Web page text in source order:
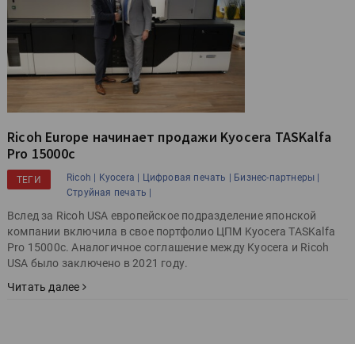
Ricoh Europe начинает продажи Kyocera TASKalfa
Pro 15000c
ТЕГИ Ricoh | Kyocera | Цифровая печать |
Бизнес-партнеры |
Струйная печать |
Вслед за Ricoh USA европейское подразделение японской
компании включила в свое портфолио ЦПМ Kyocera TASKalfa
Pro 15000c. Аналогичное соглашение между Kyocera и Ricoh
USA было заключено в 2021 году.
Читать далее